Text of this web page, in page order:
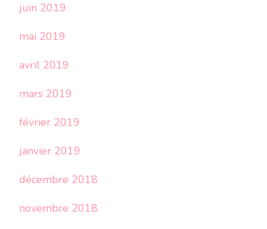
juin 2019
mai 2019
avril 2019
mars 2019
février 2019
janvier 2019
décembre 2018
novembre 2018